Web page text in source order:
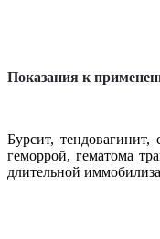
Показания к
Бурсит, тендовагинит,
геморрой, гематома
длительной